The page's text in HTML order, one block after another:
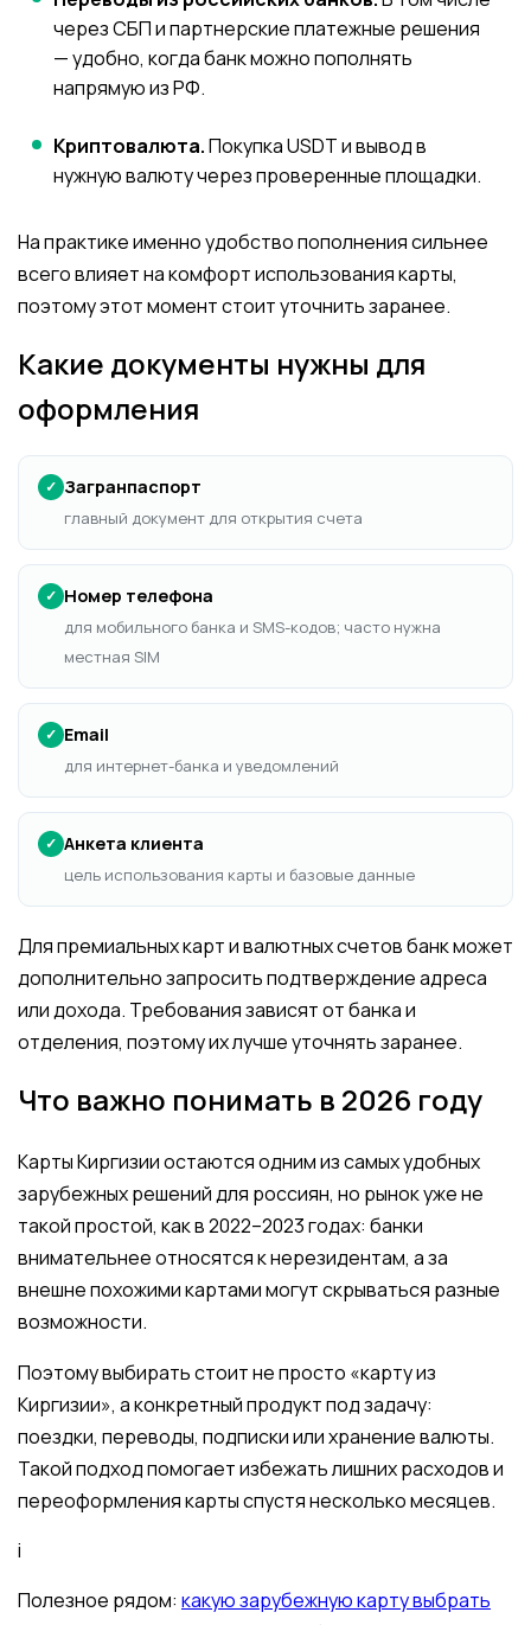
через СБП и партнерские платежные решения
— удобно, когда банк можно пополнять
напрямую из РФ.
Криптовалюта.Покупка USDT и вывод в
нужную валюту через проверенные площадки.
На практике именно удобство пополнения сильнее
всего влияет на комфорт использования карты,
поэтому этот момент стоит уточнить заранее.
Какие документы нужны для
оформления
✓ Загранпаспорт
главный документ для открытия счета
✓ Номер телефона
для мобильного банка и SMS-кодов; часто нужна
местная SIM
✓ Email
для интернет-банка и уведомлений
✓ Анкета клиента
цель использования карты и базовые данные
Для премиальных карт и валютных счетов банк может
дополнительно запросить подтверждение адреса
или дохода. Требования зависят от банка и
отделения, поэтому их лучше уточнять заранее.
Что важно понимать в 2026 году
Карты Киргизии остаются одним из самых удобных
зарубежных решений для россиян, но рынок уже не
такой простой, как в 2022–2023 годах: банки
внимательнее относятся к нерезидентам, а за
внешне похожими картами могут скрываться разные
возможности.
Поэтому выбирать стоит не просто «карту из
Киргизии», а конкретный продукт под задачу:
поездки, переводы, подписки или хранение валюты.
Такой подход помогает избежать лишних расходов и
переоформления карты спустя несколько месяцев.
i
Полезное рядом: какую зарубежную карту выбрать